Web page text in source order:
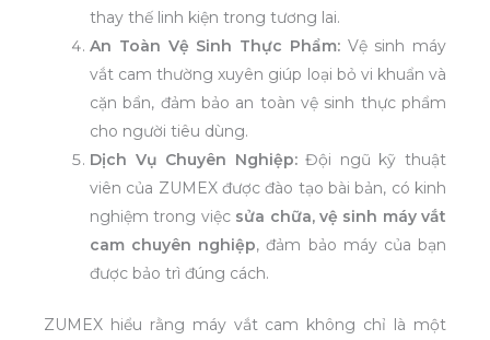
thay thế linh kiện trong tương lai.
An Toàn Vệ Sinh Thực Phẩm:Vệ sinh máy
vắt cam thường xuyên giúp loại bỏ vi khuẩn và
cặn bẩn, đảm bảo an toàn vệ sinh thực phẩm
cho người tiêu dùng.
Dịch Vụ Chuyên Nghiệp:Đội ngũ kỹ thuật
viên của ZUMEX được đào tạo bài bản, có kinh
nghiệm trong việc sửa chữa, vệ sinh máy vắt
cam chuyên nghiệp, đảm bảo máy của bạn
được bảo trì đúng cách.
ZUMEX hiểu rằng máy vắt cam không chỉ là một